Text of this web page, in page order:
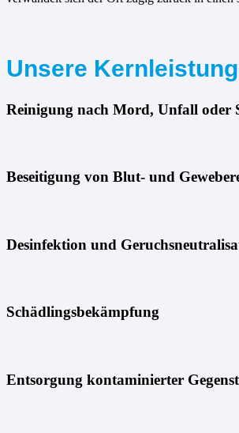
Unsere
Reinigung nach Mord, Unfall oder
Beseitigung von Blut- und
Desinfektion und
Schädlingsbekämpfung
Entsorgung kontaminierter